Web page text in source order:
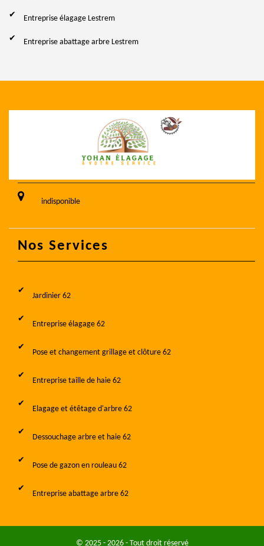
Entreprise élagage Lestrem
Entreprise abattage arbre Lestrem
indisponible
Nos Services
Jardinier 62
Entreprise élagage 62
Pose et changement grillage et clôture 62
Entreprise taille de haie 62
Elagage et étêtage d'arbre 62
Dessouchage arbre et haie 62
Pose de gazon en rouleau 62
Entreprise abattage arbre 62
© 2025 - 2026 - Tout droit réservé